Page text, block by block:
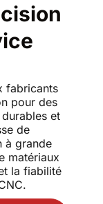
fabricants
pour des
et
de
à grande
matériaux
la fiabilité